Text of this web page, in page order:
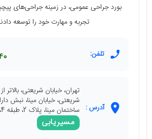
بورد جراحی عمومی، در زمینه جراحی‌های
تجربه و مهارت خود را توسعه
تلفن:
آدرس :
تهران، خیابان شریعتی، بالاتر
شریعتی، خیابان مینا، نبش
ساختمان مینا، پلاک 2، طبقه 4، واحد 13
مسیریابی